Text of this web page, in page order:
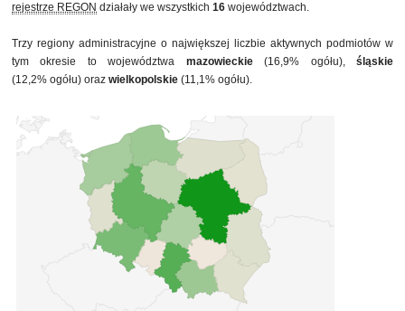
rejestrze REGON działały we wszystkich 16 województwach.
Trzy regiony administracyjne o największej liczbie aktywnych podmiotów w
tym okresie to województwa mazowieckie(16,9% ogółu),śląskie
(12,2% ogółu) oraz wielkopolskie (11,1% ogółu).